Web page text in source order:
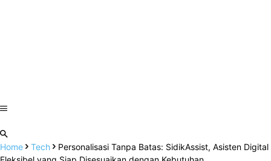
Home Tech
Personalisasi Tanpa Batas: SidikAssist, Asisten Digital